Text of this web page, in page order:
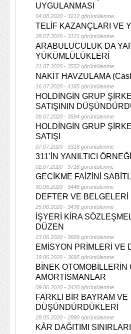
UYGULANMASI
04.08.2020 - 3212 görüntülenme
TELİF KAZANÇLARI VE
28.07.2020 - 3121 görüntülenme
ARABULUCULUK DA
YÜKÜMLÜLÜKLERİ
21.07.2020 - 3552 görüntülenme
NAKİT HAVZULAMA
16.07.2020 - 4185 görüntülenme
HOLDİNGİN GRUP
SATIŞININ
09.07.2020 - 3594 görüntülenme
HOLDİNGİN GRUP
SATIŞI
07.07.2020 - 3318 görüntülenme
311’İN YANILTICI ÖRNEĞİ
02.07.2020 - 3718 görüntülenme
GECİKME FAİZİNİ
30.06.2020 - 3446 görüntülenme
DEFTER VE BELGELERİ
25.06.2020 - 3436 görüntülenme
İŞYERİ KİRA
DÜZEN
23.06.2020 - 3689 görüntülenme
EMİSYON PRİMLERİ VE
19.06.2020 - 3695 görüntülenme
BİNEK OTOMOBİLLERİN
AMORTİSMANLAR
09.06.2020 - 3420 görüntülenme
FARKLI BİR BAYRAM VE
DÜŞÜNDÜRDÜKLERİ
28.05.2020 - 2890 görüntülenme
KÂR DAĞITIMI